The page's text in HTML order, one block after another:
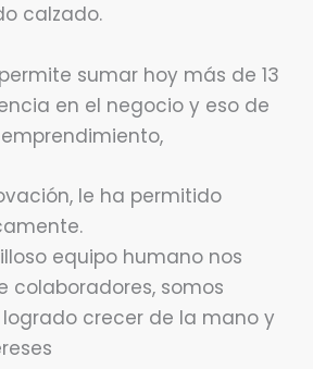
calzado.
sumar hoy más de 13
en el negocio y eso de
le ha permitido
equipo humano nos
colaboradores, somos
crecer de la mano y